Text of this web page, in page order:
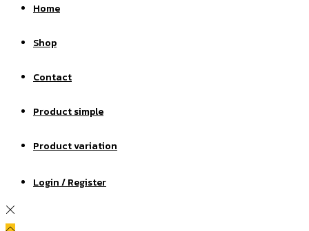
Home
Shop
Contact
Product simple
Product variation
Login / Register